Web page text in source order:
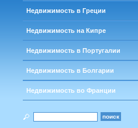
Недвижимость в Греции
Недвижимость на Кипре
Недвижимость в Португалии
Недвижимость в Болгарии
Недвижимость во Франции